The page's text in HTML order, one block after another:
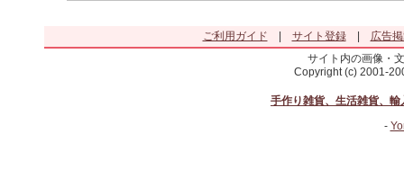
ご利用ガイド サイト登録|
広告
サイト内の画像・
Copyright (c) 2001-
手作り雑貨、生活雑貨、
-